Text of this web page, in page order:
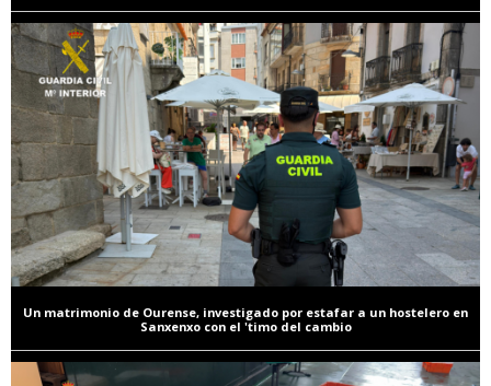
Un matrimonio de Ourense, investigado por estafar a un hostelero en
Sanxenxo con el 'timo del cambio